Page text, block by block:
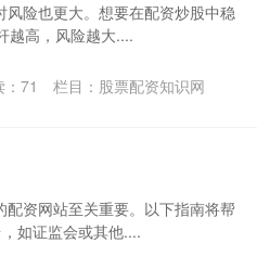
险也更大。想要在配资炒股中稳
越高，风险越大....
：71 栏目： 股票配资知识网
资网站至关重要。以下指南将帮
如证监会或其他....